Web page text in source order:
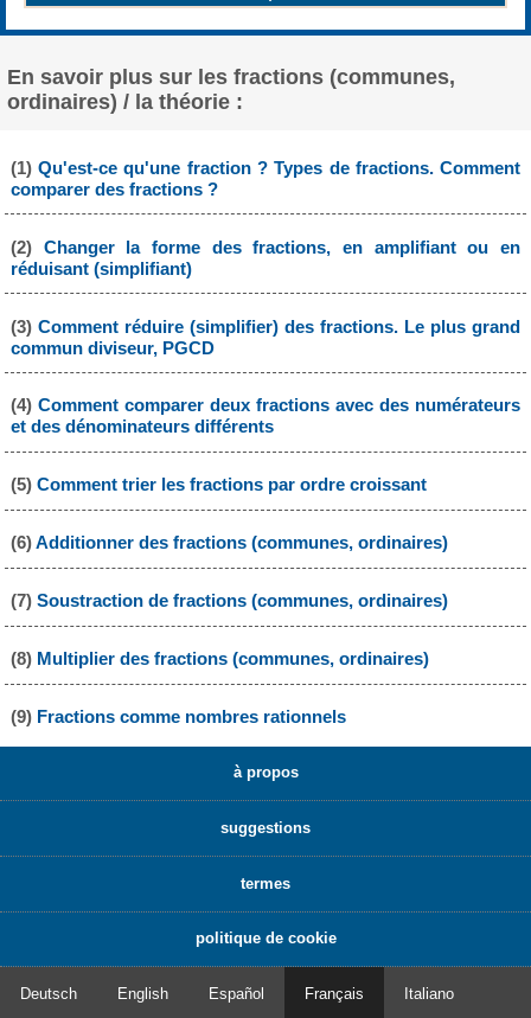
En savoir plus sur les fractions (communes,
ordinaires) / la théorie :
(1)Qu'est-ce qu'une fraction ? Types de fractions. Comment
comparer des fractions ?
(2) Changer la forme des fractions, en amplifiant ou en
réduisant (simplifiant)
(3) Comment réduire (simplifier) des fractions. Le plus grand
commun diviseur, PGCD
(4) Comment comparer deux fractions avec des numérateurs
et des dénominateurs différents
(5) Comment trier les fractions par ordre croissant
(6)Additionner des fractions (communes, ordinaires)
(7) Soustraction de fractions (communes, ordinaires)
(8) Multiplier des fractions (communes, ordinaires)
(9) Fractions comme nombres rationnels
à propos
suggestions
termes
politique de cookie
Deutsch English Español Français Italiano